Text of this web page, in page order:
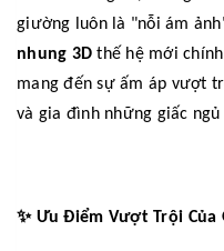
giường luôn là "nỗi ám
nhung 3D thế hệ mới
mang đến sự ấm áp vượt
và gia đình những giấc
✨Ưu Điểm Vượt Trội Của